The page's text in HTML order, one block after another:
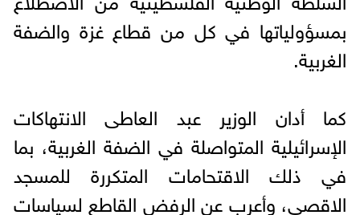
بمسؤولياتها في كل من قطاع غزة والضفة
الغربية.
كما أدان الوزير عبد العاطى الانتهاكات
الإسرائيلية المتواصلة في الضفة الغربية، بما
في ذلك الاقتحامات المتكررة للمسجد
الاقصي، وأعرب عن الرفض القاطع لسياسات